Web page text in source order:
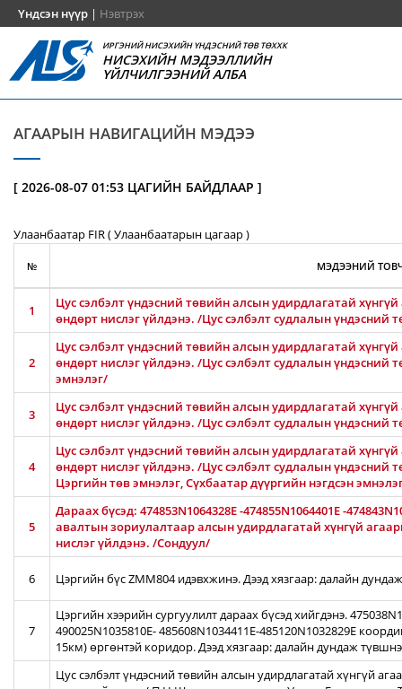
Үндсэн нүүр | Нэвтрэх
ИРГЭНИЙ НИСЭХИЙН ҮНДЭСНИЙ ТӨВ ТӨХХК
НИСЭХИЙН МЭДЭЭЛЛИЙН
ҮЙЛЧИЛГЭЭНИЙ АЛБА
АГААРЫН НАВИГАЦИЙН МЭДЭЭ
[ 2026-08-07 01:53 ЦАГИЙН БАЙДЛААР ]
Улаанбаатар FIR ( Улаанбаатарын цагаар )
№ МЭДЭЭНИЙ
1
Цус сэлбэлт үндэсний төвийн алсын удирдлагатай
өндөрт нислэг үйлдэнэ. /Цус сэлбэлт судлалын үндэсний
2
Цус сэлбэлт үндэсний төвийн алсын удирдлагатай
өндөрт нислэг үйлдэнэ. /Цус сэлбэлт судлалын
эмнэлэг/
3
Цус сэлбэлт үндэсний төвийн алсын удирдлагатай
өндөрт нислэг үйлдэнэ. /Цус сэлбэлт судлалын
4
Цус сэлбэлт үндэсний төвийн алсын удирдлагатай
өндөрт нислэг үйлдэнэ. /Цус сэлбэлт судлалын үндэсний
Цэргийн төв эмнэлэг, Сүхбаатар дүүргийн нэгдсэн
5
Дараах бүсэд: 474853N1064328E -474855N1064401E -
авалтын зориулалтаар алсын удирдлагатай хүнгүй
нислэг үйлдэнэ. /Сондуул/
6 Цэргийн бүс ZMM804 идэвхжинэ. Дээд хязгаар: далайн
7
Цэргийн хээрийн сургуулилт дараах бүсэд хийгдэнэ.
490025N1035810E- 485608N1034411E-485120N1032829E
15км) өргөнтэй коридор. Дээд хязгаар: далайн дундаж
Цус сэлбэлт үндэсний төвийн алсын удирдлагатай хүнгүй